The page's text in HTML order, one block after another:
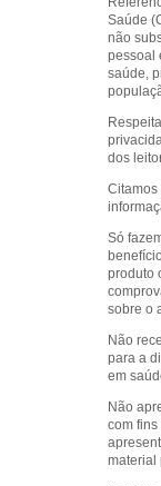
Saúde
não
pessoal
saúde,
dos
Citamos
Só
produto
sobre o
Não
para a
em
Não
com
material